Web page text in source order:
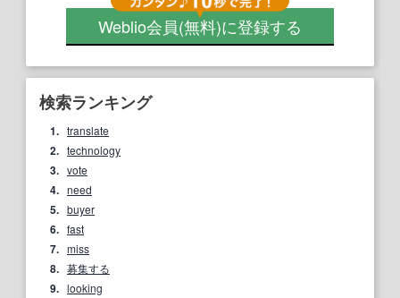
Weblio会員(無料)に登録する
検索ランキング
1. translate
2. technology
3. vote
4. need
5. buyer
6. fast
7. miss
8. 募集する
9. looking